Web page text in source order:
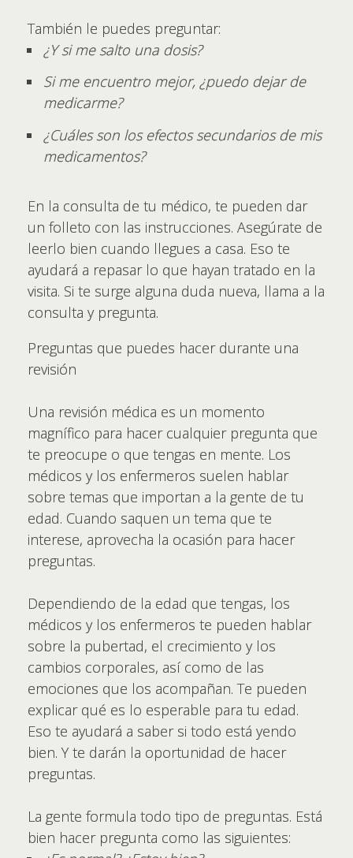
También le puedes preguntar:
¿Y si me salto una dosis?
Si me encuentro mejor, ¿puedo dejar de
medicarme?
¿Cuáles son los efectos secundarios de mis
medicamentos?
En la consulta de tu médico, te pueden dar
un folleto con las instrucciones. Asegúrate de
leerlo bien cuando llegues a casa. Eso te
ayudará a repasar lo que hayan tratado en la
visita. Si te surge alguna duda nueva, llama a la
consulta y pregunta.
Preguntas que puedes hacer durante una
revisión
Una revisión médica es un momento
magnífico para hacer cualquier pregunta que
te preocupe o que tengas en mente. Los
médicos y los enfermeros suelen hablar
sobre temas que importan a la gente de tu
edad. Cuando saquen un tema que te
interese, aprovecha la ocasión para hacer
preguntas.
Dependiendo de la edad que tengas, los
médicos y los enfermeros te pueden hablar
sobre la pubertad, el crecimiento y los
cambios corporales, así como de las
emociones que los acompañan. Te pueden
explicar qué es lo esperable para tu edad.
Eso te ayudará a saber si todo está yendo
bien. Y te darán la oportunidad de hacer
preguntas.
La gente formula todo tipo de preguntas. Está
bien hacer pregunta como las siguientes: